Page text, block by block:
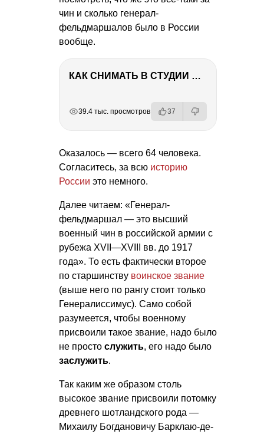
чин и сколько генерал-
фельдмаршалов было в России
вообще.
КАК СНИМАТЬ В СТУДИИ СО ВСПЫШКАМИ
39.4 тыс. просмотров 37
Оказалось — всего 64 человека.
Согласитесь, за всю историю
России это немного.
Далее читаем: «Генерал-
фельдмаршал — это высший
военный чин в российской армии с
рубежа XVII—XVIII вв. до 1917
года». То есть фактически второе
по старшинству воинское звание
(выше него по рангу стоит только
Генералиссимус). Само собой
разумеется, чтобы военному
присвоили такое звание, надо было
не просто служить, его надо было
заслужить.
Так каким же образом столь
высокое звание присвоили потомку
древнего шотландского рода —
Михаилу Богдановичу Барклаю-де-